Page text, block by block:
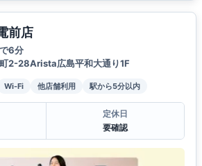
前店
6分
2-28Arista広島平和大通り1F
Wi-Fi 他店舗利用 駅から5分以内
定休日
要確認